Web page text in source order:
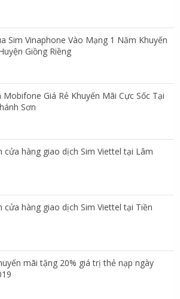
Sim Vinaphone Vào Mạng 1 Năm Khuyến
Giồng Riềng
Mobifone Giá Rẻ Khuyến Mãi Cực Sốc Tại
Sơn
cửa hàng giao dịch Sim Viettel tại Lâm
cửa hàng giao dịch Sim Viettel tại Tiền
mãi tặng 20% giá trị thẻ nạp ngày